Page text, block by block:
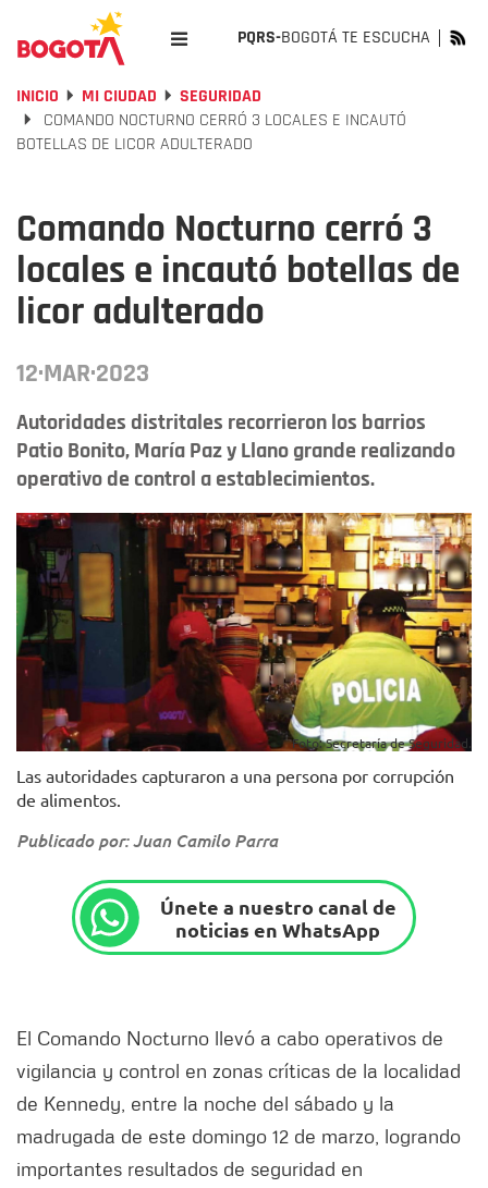
PQRS-BOGOTÁ TE ESCUCHA
INICIO MI CIUDAD
SEGURIDAD
COMANDO NOCTURNO CERRÓ 3 LOCALES E INCAUTÓ
BOTELLAS DE LICOR ADULTERADO
Comando Nocturno cerró 3
locales e incautó botellas de
licor adulterado
12·MAR·2023
Autoridades distritales recorrieron los barrios
Patio Bonito, María Paz y Llano grande realizando
operativo de control a establecimientos.
Foto: Secretaría de Seguridad.
Las autoridades capturaron a una persona por corrupción
de alimentos.
Publicado por: Juan Camilo Parra
Únete a nuestro canal de
noticias en WhatsApp
El Comando Nocturno llevó a cabo operativos de
vigilancia y control en zonas críticas de la localidad
de Kennedy, entre la noche del sábado y la
madrugada de este domingo 12 de marzo, logrando
importantes resultados de seguridad en